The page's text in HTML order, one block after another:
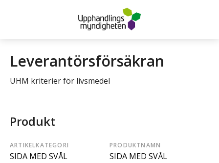
Leverantörsförsäkran
UHM kriterier för livsmedel
Produkt
ARTIKELKATEGORI
SIDA MED SVÅL
PRODUKTNAMN
SIDA MED SVÅL